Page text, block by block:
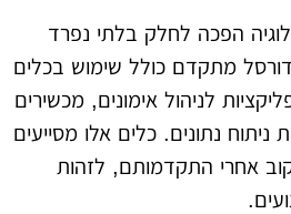
הפכה לחלק בלתי נפרד
מתקדם כולל שימוש בכלים
לניהול אימונים, מכשירים
ניתוח נתונים. כלים אלו מסייעים
אחרי התקדמותם, לזהות